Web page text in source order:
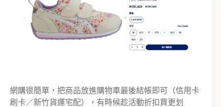
網購很簡單，把商品放進購物車最後結帳即可（信用卡
刷卡／新竹貨運宅配），有時候趁活動折扣買更划